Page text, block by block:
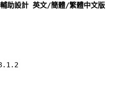
助設計 英文/簡體/繁體中文版